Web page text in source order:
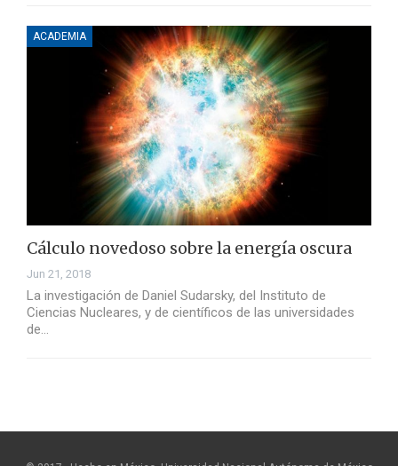
ACADEMIA
Cálculo novedoso sobre la energía oscura
Jun 21, 2018
La investigación de Daniel Sudarsky, del Instituto de
Ciencias Nucleares, y de científicos de las universidades
de…